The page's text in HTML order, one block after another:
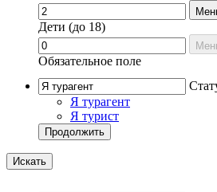
Дети (до 18)
Обязательное поле
Я турагент
Я турист
Продолжить
Искать